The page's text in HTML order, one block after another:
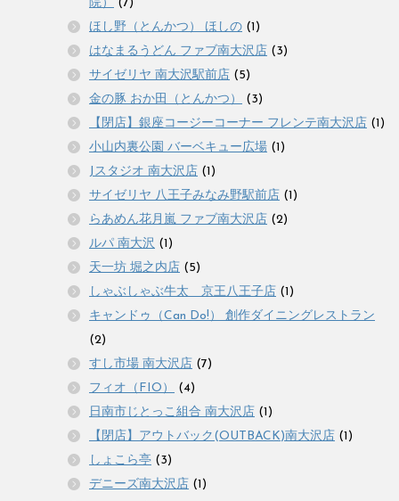
院）
(7)
ほし野（とんかつ） ほしの (1)
はなまるうどん ファブ南大沢店 (3)
サイゼリヤ 南大沢駅前店 (5)
金の豚 おか田（とんかつ）
(3)
【閉店】銀座コージーコーナー フレンテ南大沢店 (1)
小山内裏公園 バーベキュー広場 (1)
Jスタジオ 南大沢店 (1)
サイゼリヤ 八王子みなみ野駅前店 (1)
らあめん花月嵐 ファブ南大沢店 (2)
ルパ 南大沢 (1)
天一坊 堀之内店 (5)
しゃぶしゃぶ牛太 京王八王子店 (1)
キャンドゥ（Can Do!） 創作ダイニングレストラン
(2)
すし市場 南大沢店 (7)
フィオ（FIO）
(4)
日南市じとっこ組合 南大沢店 (1)
【閉店】アウトバック(OUTBACK)南大沢店 (1)
しょこら亭 (3)
デニーズ南大沢店 (1)